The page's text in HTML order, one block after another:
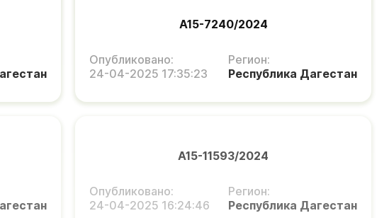
А15-7240/2024
Опубликовано:
24-04-2025 17:35:23
Регион:
Республика Дагестан
А15-11593/2024
Опубликовано:
24-04-2025 16:24:46
Регион:
Республика Дагестан